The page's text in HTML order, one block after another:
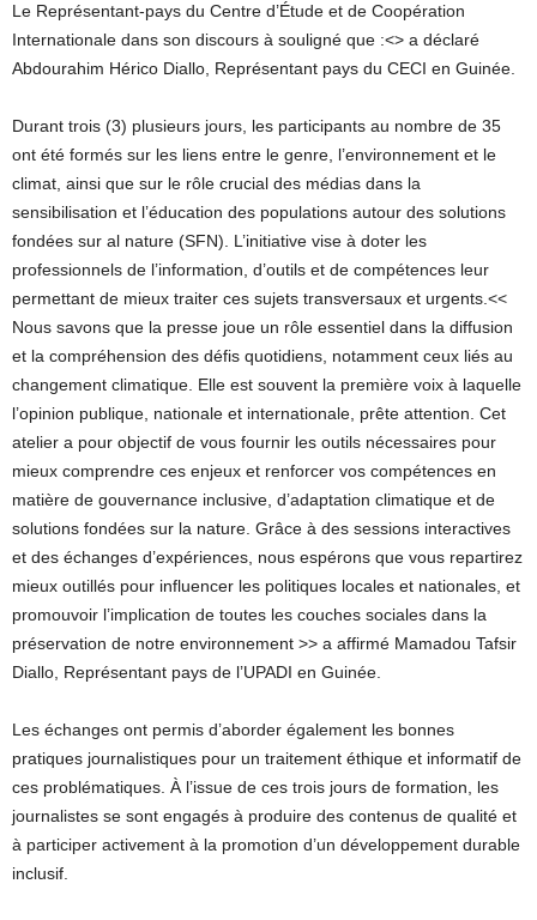
Le Représentant-pays du Centre d’Étude et de Coopération
Internationale dans son discours à souligné que :<> a déclaré
Abdourahim Hérico Diallo, Représentant pays du CECI en Guinée.
Durant trois (3) plusieurs jours, les participants au nombre de 35
ont été formés sur les liens entre le genre, l’environnement et le
climat, ainsi que sur le rôle crucial des médias dans la
sensibilisation et l’éducation des populations autour des solutions
fondées sur al nature (SFN). L’initiative vise à doter les
professionnels de l’information, d’outils et de compétences leur
permettant de mieux traiter ces sujets transversaux et urgents.<<
Nous savons que la presse joue un rôle essentiel dans la diffusion
et la compréhension des défis quotidiens, notamment ceux liés au
changement climatique. Elle est souvent la première voix à laquelle
l’opinion publique, nationale et internationale, prête attention. Cet
atelier a pour objectif de vous fournir les outils nécessaires pour
mieux comprendre ces enjeux et renforcer vos compétences en
matière de gouvernance inclusive, d’adaptation climatique et de
solutions fondées sur la nature. Grâce à des sessions interactives
et des échanges d’expériences, nous espérons que vous repartirez
mieux outillés pour influencer les politiques locales et nationales, et
promouvoir l’implication de toutes les couches sociales dans la
préservation de notre environnement >> a affirmé Mamadou Tafsir
Diallo, Représentant pays de l’UPADI en Guinée.
Les échanges ont permis d’aborder également les bonnes
pratiques journalistiques pour un traitement éthique et informatif de
ces problématiques. À l’issue de ces trois jours de formation, les
journalistes se sont engagés à produire des contenus de qualité et
à participer activement à la promotion d’un développement durable
inclusif.